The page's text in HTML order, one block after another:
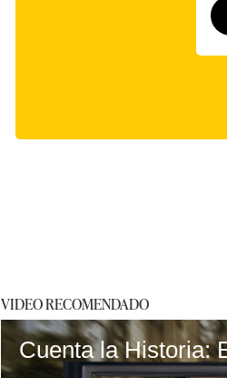
VIDEO RECOMENDADO
Cuenta la Historia: